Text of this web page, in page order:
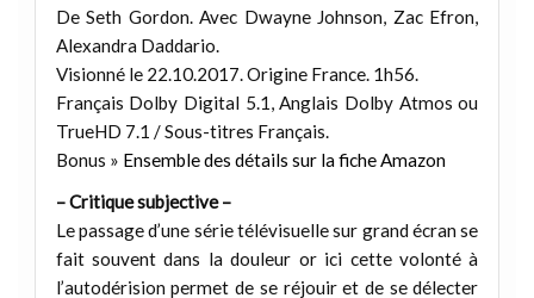
De Seth Gordon. Avec Dwayne Johnson, Zac Efron,
Alexandra Daddario.
Visionné le 22.10.2017. Origine France. 1h56.
Français Dolby Digital 5.1, Anglais Dolby Atmos ou
TrueHD 7.1 / Sous-titres Français.
Bonus » Ensemble des détails sur la fiche Amazon
– Critique subjective –
Le passage d’une série télévisuelle sur grand écran se
fait souvent dans la douleur or ici cette volonté à
l’autodérision permet de se réjouir et de se délecter